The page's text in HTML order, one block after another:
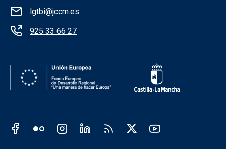
lgtbi@jccm.es
925 33 66 27
Redes sociales JCCM